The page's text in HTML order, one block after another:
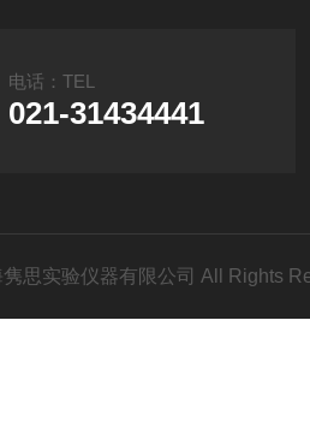
电话：TEL
021-31434441
隽思实验仪器有限公司 All Rights